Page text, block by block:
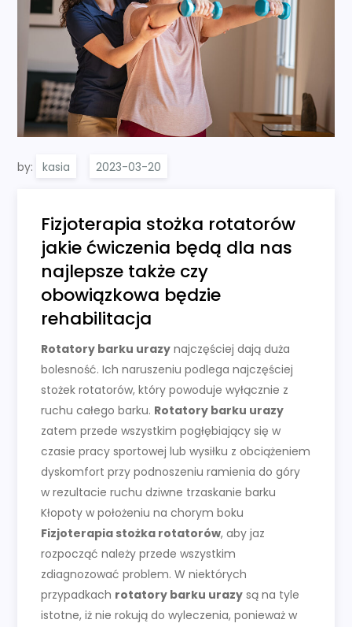
by: kasia
Fizjoterapia stożka rotatorów
jakie ćwiczenia będą dla nas
najlepsze także czy
obowiązkowa będzie
rehabilitacja
Rotatory barku urazy najczęściej dają duża
bolesność. Ich naruszeniu podlega najczęściej
stożek rotatorów, który powoduje wyłącznie z
ruchu całego barku. Rotatory barku urazy
zatem przede wszystkim pogłębiający się w
czasie pracy sportowej lub wysiłku z obciążeniem
dyskomfort przy podnoszeniu ramienia do góry
w rezultacie ruchu dziwne trzaskanie barku
Kłopoty w położeniu na chorym boku
Fizjoterapia stożka rotatorów, aby jaz
rozpocząć należy przede wszystkim
zdiagnozować problem. W niektórych
przypadkach rotatory barku urazy są na tyle
istotne, iż nie rokują do wyleczenia, ponieważ w